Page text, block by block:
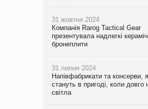
31 жовтня 2024
Компанія Rarog Tactical Gear
презентувала надлегкі
бронеплити
31 липня 2024
Напівфабрикати та консерви,
стануть в пригоді, коли довго
світла